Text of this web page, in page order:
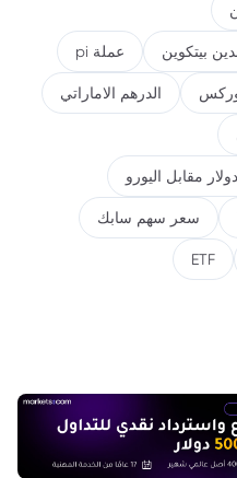
بيتكوين عملة pi
الدرهم الاماراتي
مقابل اليورو
سعر سهم سابك
ETF